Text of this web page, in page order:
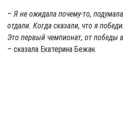
– Я не ожидала почему-то,
отдали. Когда сказали, что я
Это первый чемпионат, от победы
– сказала Екатерина Бежан.